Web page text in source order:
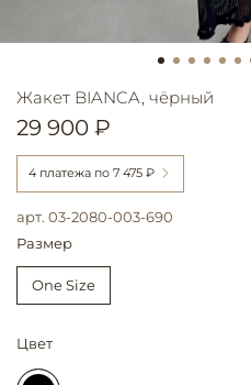
арт. 03-2080-003-690
Жакет BIANCA, чёрный
29 900 ₽
4 платежа по 7 475 ₽
Размер
One Size
Цвет